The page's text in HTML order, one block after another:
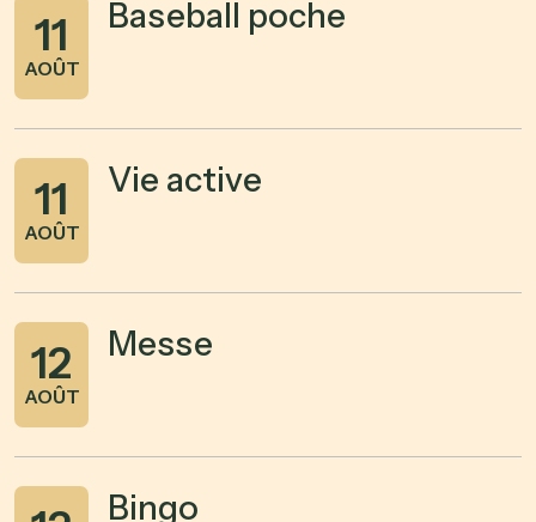
11
AOÛT
Baseball poche
11
AOÛT
Vie active
12
AOÛT
Messe
Bingo